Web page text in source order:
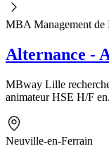
MBA Management de
Alternance -
MBway Lille
animateur HSE H/F
Neuville-en-Ferrain